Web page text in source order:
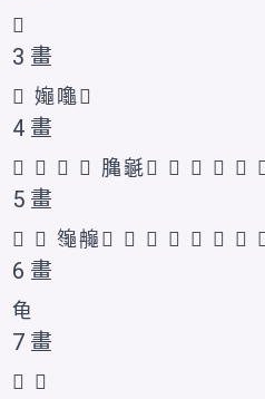
𪚨
3 畫
𱍃 䶯 𪚩𪚪
4 畫
𱍄 𱍅 𱍆 𲎮 𪚲䶰𪚬 𪚭 𪚮 𪚯 𪚰
5 畫
𫜳 𱍇 䶱䶲𪚷 𪚹 𪚺 𪚻 𪚧 𪚶 𪚸
6 畫
龟
7 畫
𪚾 𪚿